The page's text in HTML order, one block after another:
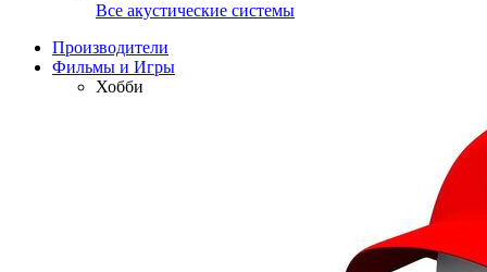
Все акустические системы
Производители
Фильмы и Игры
Хобби